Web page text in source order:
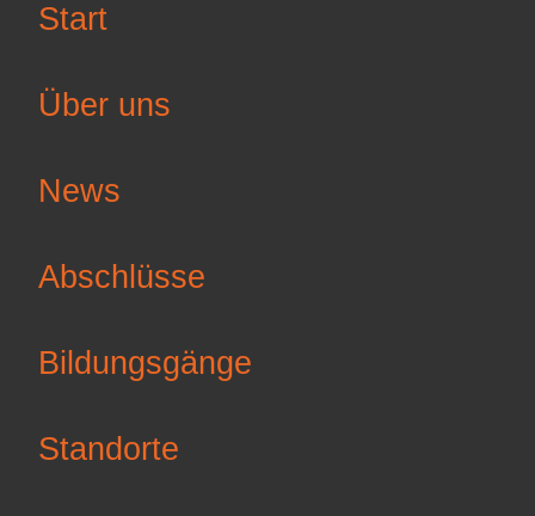
Start
Über uns
News
Abschlüsse
Bildungsgänge
Standorte